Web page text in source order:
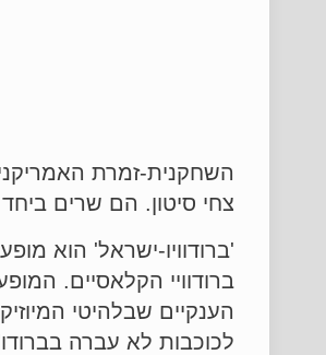
צחי סיטון. הם שרים ביחד
'ברודוויו-ישראל' הוא
ברודוויי הקלאסיים.
הענקיים שבלהיטי
לכוכבות לא עברה